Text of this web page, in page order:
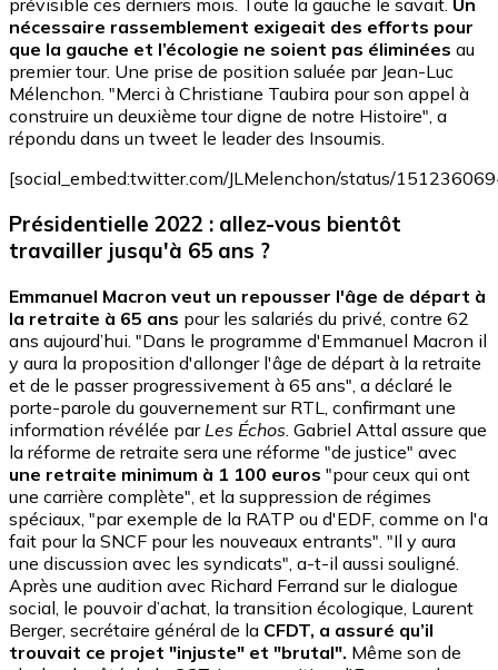
prévisible ces derniers mois. Toute la gauche le savait. Un
nécessaire rassemblement exigeait des efforts pour
que la gauche et l’écologie ne soient pas éliminées au
premier tour. Une prise de position saluée par Jean-Luc
Mélenchon. "Merci à Christiane Taubira pour son appel à
construire un deuxième tour digne de notre Histoire", a
répondu dans un tweet le leader des Insoumis.
[social_embed:twitter.com/JLMelenchon/status/
Présidentielle 2022 : allez-vous bientôt
travailler jusqu'à 65 ans ?
Emmanuel Macron veut un repousser l'âge de départ à
la retraite à 65 ans pour les salariés du privé, contre 62
ans aujourd’hui. "Dans le programme d'Emmanuel Macron il
y aura la proposition d'allonger l'âge de départ à la retraite
et de le passer progressivement à 65 ans", a déclaré le
porte-parole du gouvernement sur RTL, confirmant une
information révélée par Les Échos . Gabriel Attal assure que
la réforme de retraite sera une réforme "de justice" avec
une retraite minimum à 1 100 euros "pour ceux qui ont
une carrière complète", et la suppression de régimes
spéciaux, "par exemple de la RATP ou d'EDF, comme on l'a
fait pour la SNCF pour les nouveaux entrants". "Il y aura
une discussion avec les syndicats", a-t-il aussi souligné.
Après une audition avec Richard Ferrand sur le dialogue
social, le pouvoir d’achat, la transition écologique, Laurent
Berger, secrétaire général de la CFDT, a assuré qu’il
trouvait ce projet "injuste" et "brutal". Même son de